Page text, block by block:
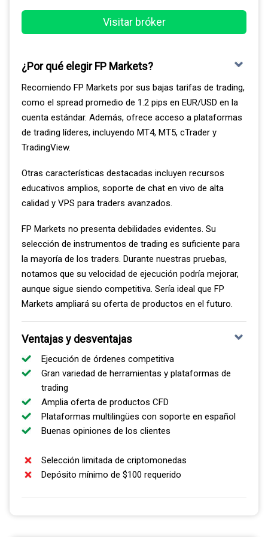
estrategias y optimizar tu operativa de manera
profesional.
Algo que destaca de Pepperstone son sus Smart Trader
Tools, un conjunto de 28 aplicaciones para MT4 y MT5.
Estas herramientas incluyen indicadores avanzados y
asesores expertos que pueden ayudar a mejorar tus
estrategias. En particular me gusta la Matriz de
Correlación, que muestra las correlaciones entre
mercados.
Esta última no solo identifica las correlaciones, sino que
también muestra oportunidades con pares no
correlacionados. Esto mejora tus posibilidades de
inteligente. Sin duda, es una herramienta que aporta un
gran valor a cualquier estrategia de trading.
EXCELENTE ATENCIÓN AL CLIENTE
Según mi experiencia, el servicio de atención al cliente de
gran diferencia. Cuando abrimos una cuenta demo con
ellos, el proceso fue rápido, eficiente y sentí que tenía las
herramientas y respuestas necesarias para poder
registrarme.
Además de un proceso de apertura sencillo, se nos
asignó un ejecutivo de cuenta dedicado quien nos guió
gran experiencia. Nuestra cuenta quedó abierta en
cuestión de minutos, demostrando la eficiencia y el
Visitar bróker
¿Por qué elegir FP Markets?
Recomiendo FP Markets por sus bajas tarifas de trading,
como el spread promedio de 1.2 pips en EUR/USD en la
cuenta estándar. Además, ofrece acceso a plataformas
de trading líderes, incluyendo MT4, MT5, cTrader y
TradingView.
Otras características destacadas incluyen recursos
educativos amplios, soporte de chat en vivo de alta
calidad y VPS para traders avanzados.
FP Markets no presenta debilidades evidentes. Su
selección de instrumentos de trading es suficiente para
la mayoría de los traders. Durante nuestras pruebas,
notamos que su velocidad de ejecución podría mejorar,
aunque sigue siendo competitiva. Sería ideal que FP
Markets ampliará su oferta de productos en el futuro.
Ventajas y desventajas
Ejecución de órdenes competitiva
Gran variedad de herramientas y plataformas de
trading
Amplia oferta de productos CFD
Plataformas multilingües con soporte en español
Buenas opiniones de los clientes
Selección limitada de criptomonedas
Depósito mínimo de $100 requerido